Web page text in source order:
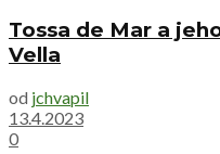
Tossa de Mar a
Vella
od jchvapil
13.4.2023
0